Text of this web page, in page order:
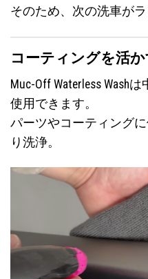
そのため、次の洗車が
コーティングを活
Muc-Off Waterless Wash
使用できます。
パーツやコーティング
り洗浄。